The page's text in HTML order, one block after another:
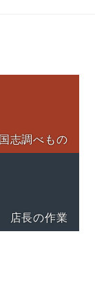
志調べもの
店長の作業